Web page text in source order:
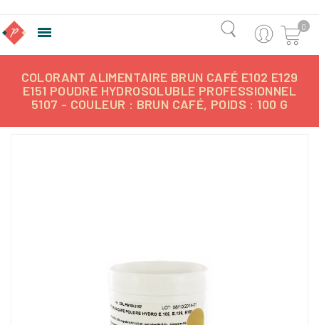
 0
COLORANT ALIMENTAIRE BRUN CAFÉ E102 E129
E151 POUDRE HYDROSOLUBLE PROFESSIONNEL
5107 - COULEUR : BRUN CAFÉ, POIDS : 100 G